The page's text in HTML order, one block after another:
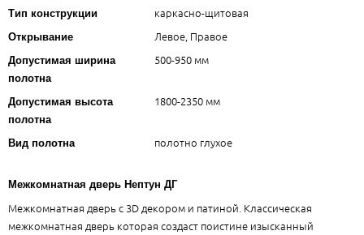
Тип конструкции каркасно-щитовая
Открывание Левое, Правое
Допустимая ширина
полотна
500-950 мм
Допустимая высота
полотна
1800-2350 мм
Вид полотна полотно глухое
Межкомнатная дверь Нептун ДГ
Межкомнатная дверь с 3D декором и патиной. Классическая
межкомнатная дверь которая создаст поистине изысканный